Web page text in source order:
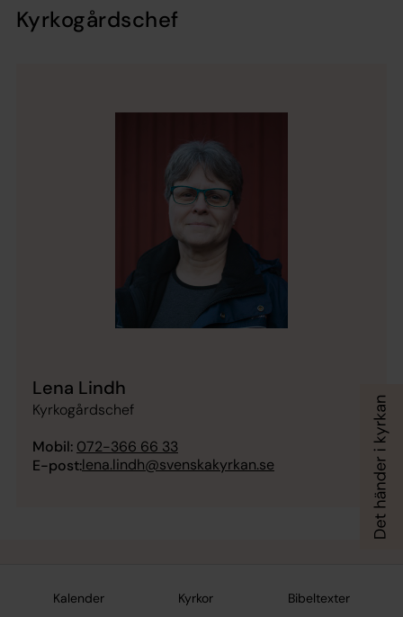
Kalender Kyrkor Bibeltexter
Kyrkogårdschef
Lena Lindh
Kyrkogårdschef
Mobil: 072-366 66 33
E-post:lena.lindh@svenskakyrkan.se